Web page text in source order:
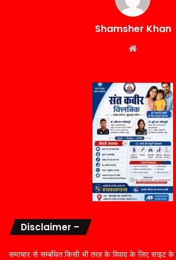
Shamsher Khan
Disclaimer –
समाचार से सम्बंधित किसी भी तरह के विवाद के लिए साइट